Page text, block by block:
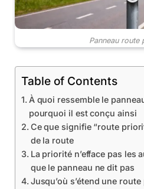
Panneau route
Table of Contents
À quoi ressemble le
pourquoi il est conçu ainsi
Ce que signifie “route
de la route
La priorité n’efface pas les
que le panneau ne dit pas
Jusqu’où s’étend une